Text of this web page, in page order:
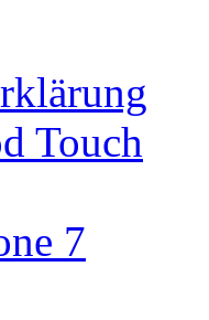
Touch
7